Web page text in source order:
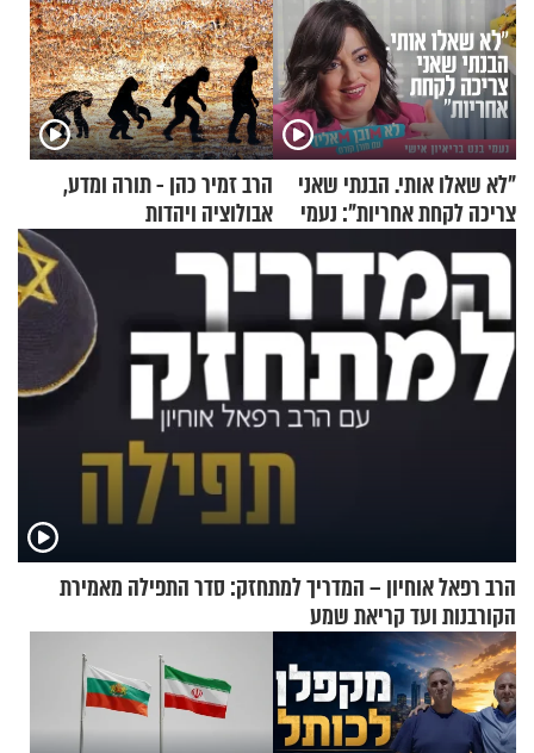
"לא שאלו אותי. הבנתי שאני
צריכה לקחת אחריות": נעמי
בנט בריאיון אישי
הרב זמיר כהן - תורה ומדע,
אבולוציה ויהדות
הרב רפאל אוחיון – המדריך למתחזק: סדר התפילה מאמירת
הקורבנות ועד קריאת שמע